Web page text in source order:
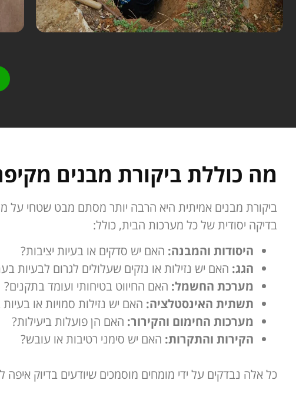
מה כוללת ביקורת מבנים
ביקורת מבנים אמיתית היא הרבה יותר מסתם מבט שטחי על
בדיקה יסודית של כל מערכות הבית, כולל:
היסודות והמבנה: האם יש סדקים או בעיות יציבות?
הגג: האם יש נזילות או נזקים שעלולים לגרום לבעיות
מערכת החשמל: האם החיווט בטיחותי ועומד בתקנים?
תשתית האינסטלציה: האם יש נזילות סמויות או
מערכות החימום והקירור: האם הן פועלות ביעילות?
הקירות והתקרות: האם יש סימני רטיבות או עובש?
כל אלה נבדקים על ידי מומחים מוסמכים שיודעים בדיוק